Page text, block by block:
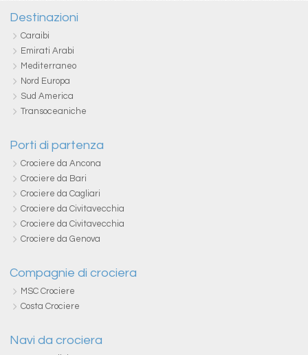
Destinazioni
Caraibi
Emirati Arabi
Mediterraneo
Nord Europa
Sud America
Transoceaniche
Porti di partenza
Crociere da Ancona
Crociere da Bari
Crociere da Cagliari
Crociere da Civitavecchia
Crociere da Civitavecchia
Crociere da Genova
Compagnie di crociera
MSC Crociere
Costa Crociere
Navi da crociera